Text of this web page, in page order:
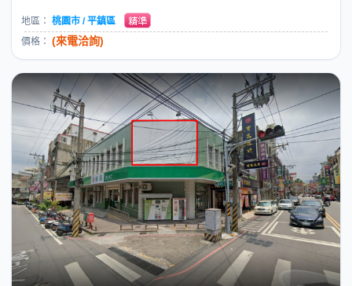
地區： 桃園市 / 平鎮區
價格： (來電洽詢)